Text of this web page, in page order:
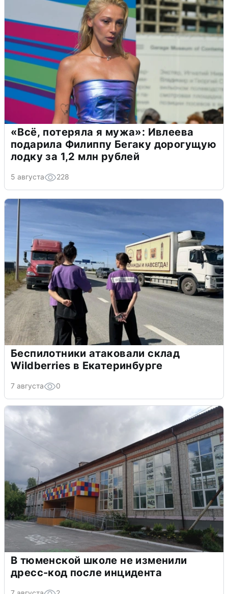
«Всё, потеряла я мужа»: Ивлеева
подарила Филиппу Бегаку дорогущую
лодку за 1,2 млн рублей
5 августа 228
Беспилотники атаковали склад
Wildberries в Екатеринбурге
7 августа 0
В тюменской школе не изменили
дресс-код после инцидента